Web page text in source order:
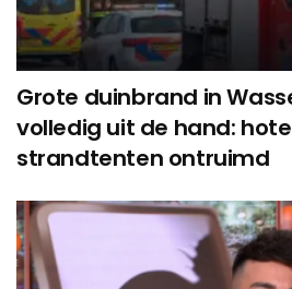
Grote duinbrand in
volledig uit de hand:
strandtenten ontruimd